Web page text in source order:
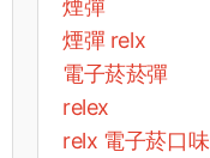
煙彈
煙彈 relx
電子菸菸彈
relex
relx 電子菸口味